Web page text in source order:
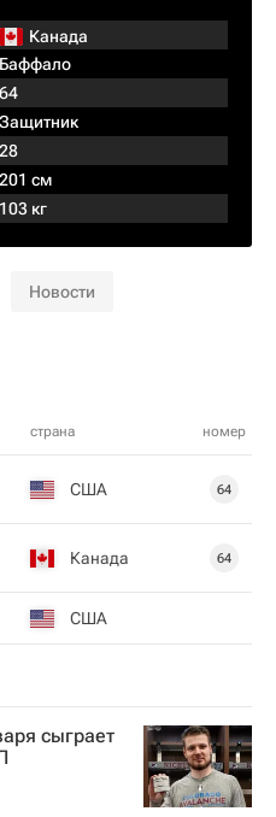
Канада
Баффало
64
Защитник
28
201 см
103 кг
Новости
страна номер
США 64
Канада 64
США
сыграет